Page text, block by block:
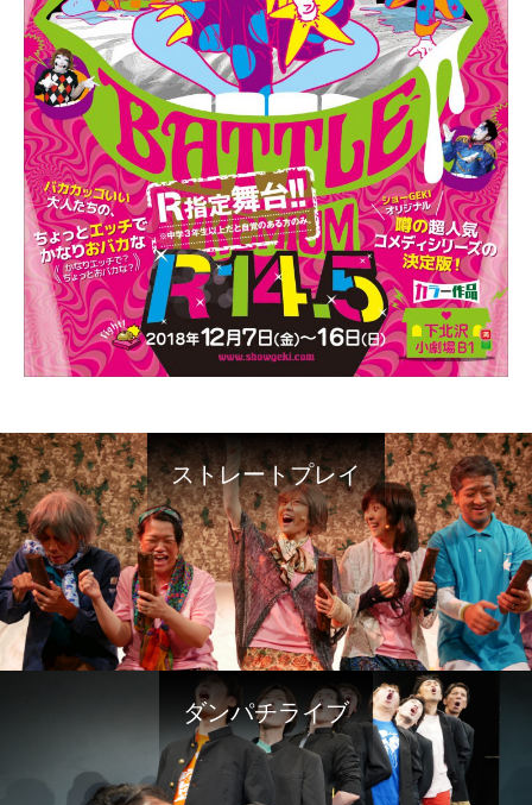
ストレートプレイ
ダンパチライブ